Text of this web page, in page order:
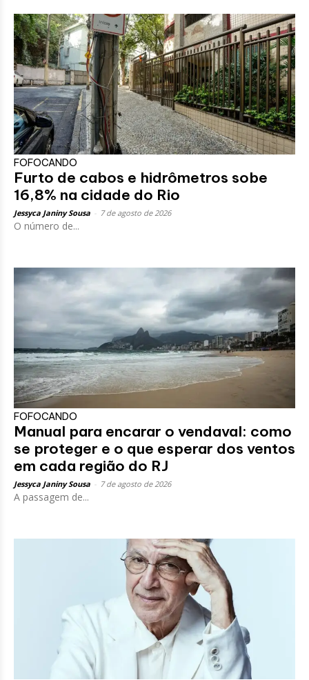
FOFOCANDO
Furto de cabos e hidrômetros sobe
16,8% na cidade do Rio
Jessyca Janiny Sousa 7 de agosto de 2026
O número de...
FOFOCANDO
Manual para encarar o vendaval: como
se proteger e o que esperar dos ventos
em cada região do RJ
Jessyca Janiny Sousa 7 de agosto de 2026
A passagem de...